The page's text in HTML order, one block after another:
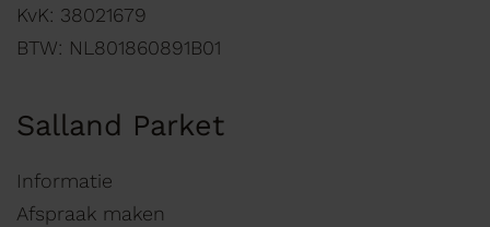
KvK: 38021679
BTW: NL801860891B01
Salland Parket
Informatie
Afspraak maken